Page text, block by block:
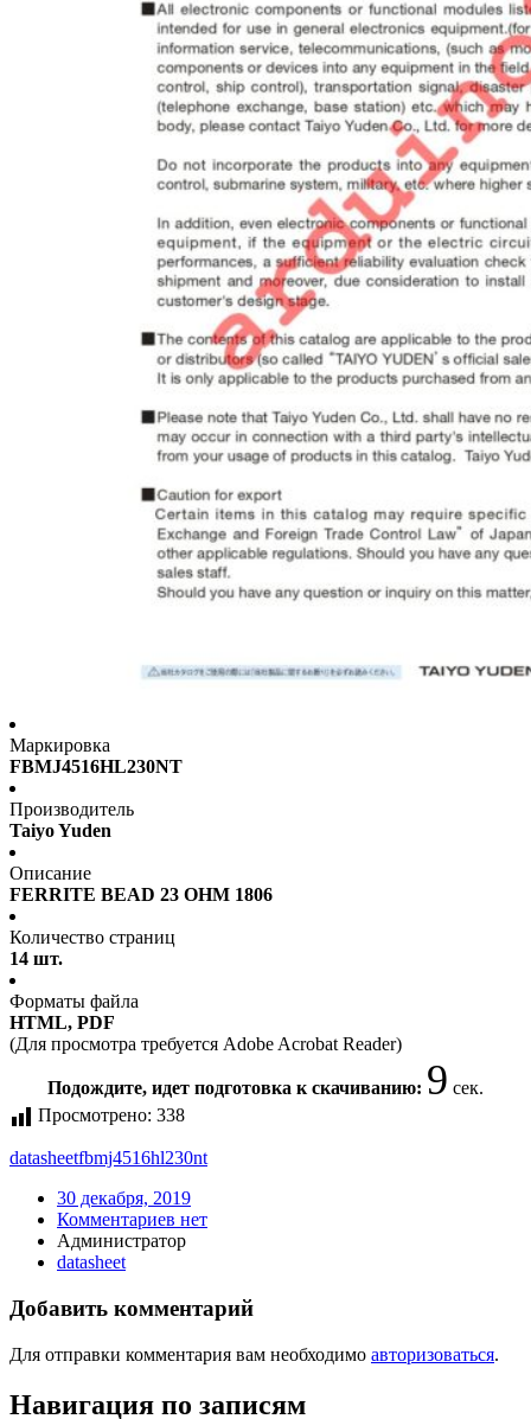
Маркировка
FBMJ4516HL230NT
Производитель
Taiyo Yuden
Описание
FERRITE BEAD 23 OHM 1806
Количество страниц
14 шт.
Форматы файла
HTML, PDF
(Для просмотра требуется Adobe Acrobat Reader)
Подождите, идет подготовка к скачиванию: 9 сек.
Просмотрено: 338
datasheetfbmj4516hl230nt
30 декабря, 2019
Комментариев нет
Администратор
datasheet
Добавить комментарий
Для отправки комментария вам необходимо авторизоваться.
Навигация по записям